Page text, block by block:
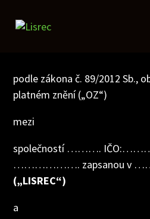
podle zákona č. 89/2012 Sb.,
platném znění („OZ“)
mezi
společností ……….
………………. zapsanou
(„LISREC“)
a